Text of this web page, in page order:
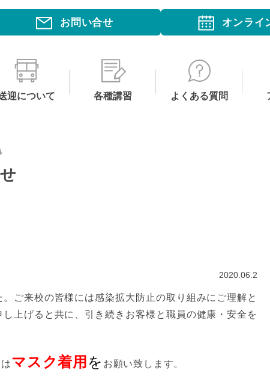
お問い合せ オンライ
迎について 各種講習 よくある質問
2020.06.2
ご来校の皆様には感染拡大防止の取り組みにご理解と
上げると共に、引き続きお客様と職員の健康・安全を
マスク着用 を お願い致します。